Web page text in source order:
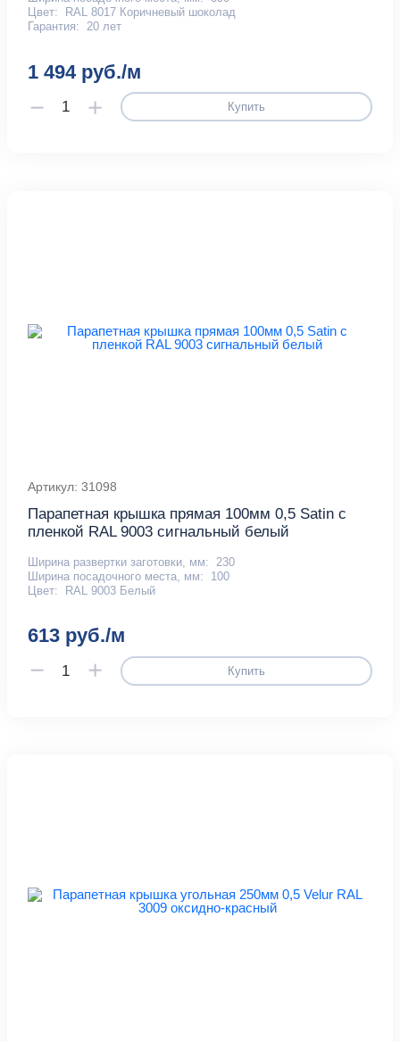
Цвет:
RAL 8017 Коричневый шоколад
Гарантия:
20 лет
1 494 руб./м
Купить
Артикул: 31098
Парапетная крышка прямая 100мм 0,5 Satin с
пленкой RAL 9003 сигнальный белый
Ширина развертки заготовки, мм:
230
Ширина посадочного места, мм:
100
Цвет:
RAL 9003 Белый
613 руб./м
Купить